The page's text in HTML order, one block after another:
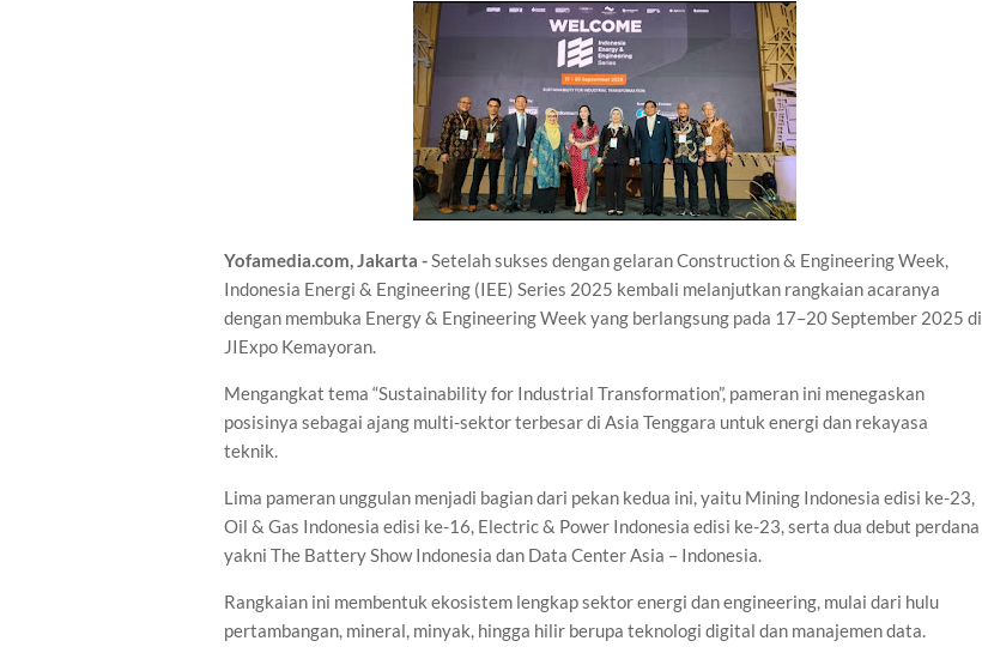
Yofamedia.com, Jakarta -Setelah sukses dengan gelaran Construction & Engineering Week,
Indonesia Energi & Engineering (IEE) Series 2025 kembali melanjutkan rangkaian acaranya
dengan membuka Energy & Engineering Week yang berlangsung pada 17–20 September 2025 di
JIExpo Kemayoran.
Mengangkat tema “Sustainability for Industrial Transformation”, pameran ini menegaskan
posisinya sebagai ajang multi-sektor terbesar di Asia Tenggara untuk energi dan rekayasa
teknik.
Lima pameran unggulan menjadi bagian dari pekan kedua ini, yaitu Mining Indonesia edisi ke-23,
Oil & Gas Indonesia edisi ke-16, Electric & Power Indonesia edisi ke-23, serta dua debut perdana
yakni The Battery Show Indonesia dan Data Center Asia – Indonesia.
Rangkaian ini membentuk ekosistem lengkap sektor energi dan engineering, mulai dari hulu
pertambangan, mineral, minyak, hingga hilir berupa teknologi digital dan manajemen data.